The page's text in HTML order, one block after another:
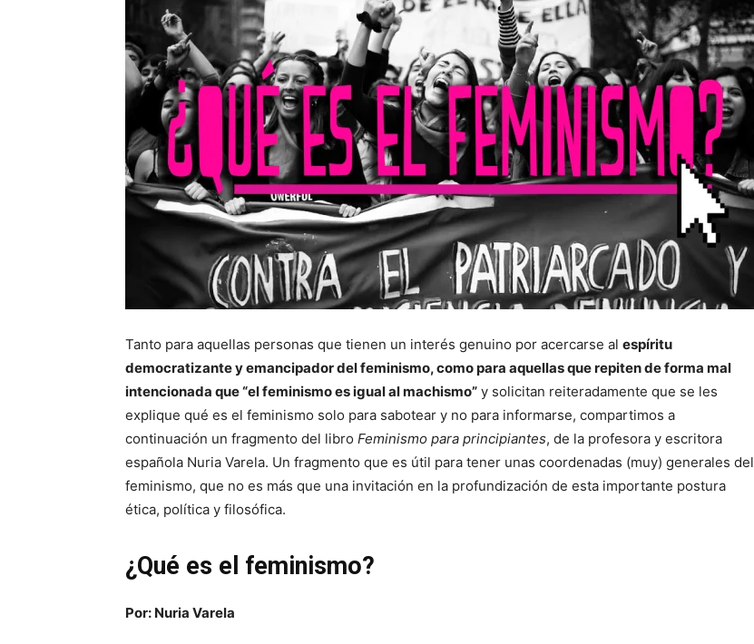
Tanto para aquellas personas que tienen un interés genuino por acercarse al espíritu
democratizante y emancipador del feminismo, como para aquellas que repiten de forma mal
intencionada que “el feminismo es igual al machismo” y solicitan reiteradamente que se les
explique qué es el feminismo solo para sabotear y no para informarse, compartimos a
continuación un fragmento del libro Feminismo para principiantes, de la profesora y escritora
española Nuria Varela. Un fragmento que es útil para tener unas coordenadas (muy) generales del
feminismo, que no es más que una invitación en la profundización de esta importante postura
ética, política y filosófica.
¿Qué es el feminismo?
Por: Nuria Varela